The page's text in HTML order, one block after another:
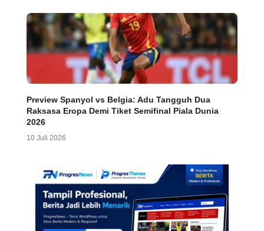
Preview Spanyol vs Belgia: Adu Tangguh Dua
Raksasa Eropa Demi Tiket Semifinal Piala Dunia
2026
10 Juli 2026